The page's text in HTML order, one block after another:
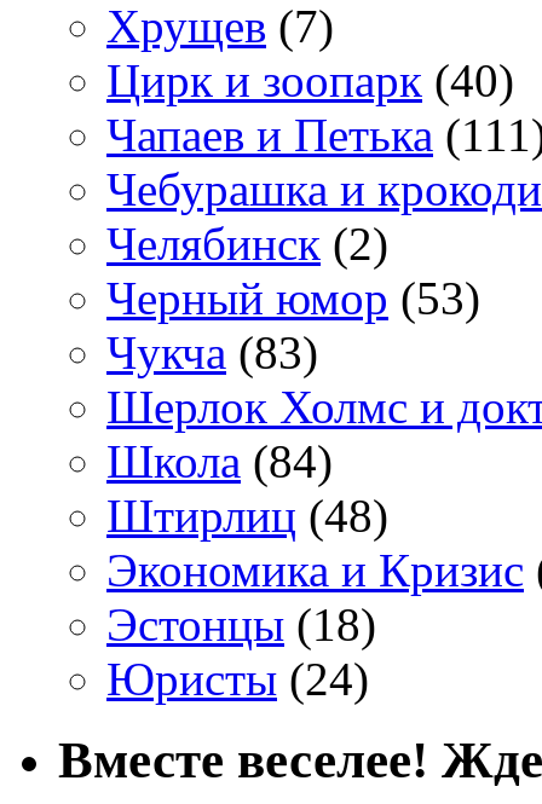
Хрущев (7)
Цирк и зоопарк (40)
Чапаев и Петька
Чебурашка и
Челябинск (2)
Черный юмор (53)
Чукча (83)
Шерлок Холмс и
Школа (84)
Штирлиц (48)
Экономика и Кризис
Эстонцы (18)
Юристы (24)
Вместе веселее!